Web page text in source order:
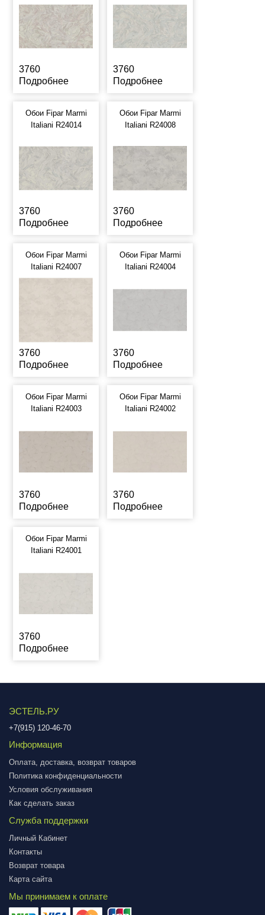
3760
Подробнее
3760
Подробнее
Обои Fipar Marmi
Italiani R24014
3760
Подробнее
Обои Fipar Marmi
Italiani R24008
3760
Подробнее
Обои Fipar Marmi
Italiani R24007
3760
Подробнее
Обои Fipar Marmi
Italiani R24004
3760
Подробнее
Обои Fipar Marmi
Italiani R24003
3760
Подробнее
Обои Fipar Marmi
Italiani R24002
3760
Подробнее
Обои Fipar Marmi
Italiani R24001
3760
Подробнее
ЭСТЕЛЬ.РУ
+7(915) 120-46-70
Информация
Оплата, доставка, возврат товаров
Политика конфиденциальности
Условия обслуживания
Как сделать заказ
Служба поддержки
Личный Кабинет
Контакты
Возврат товара
Карта сайта
Мы принимаем к оплате